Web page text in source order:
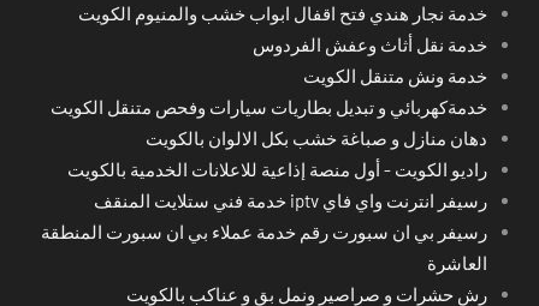
خدمة نجار هندي فتح اقفال ابواب خشب والمنيوم الكويت
خدمة نقل أثاث وعفش الفردوس
خدمة ونش متنقل الكويت
خدمةكهربائي و تبديل بطاريات سيارات وفحص متنقل الكويت
دهان منازل و صباغة خشب بكل الالوان بالكويت
راديو الكويت - أول منصة إذاعية للاعلانات الخدمية بالكويت
رسيفر انترنت واي فاي iptv خدمة فني ستلايت المنقف
رسيفر بي ان سبورت رقم خدمة عملاء بي ان سبورت المنطقة
العاشرة
رش حشرات و صراصير ونمل بق و عناكب بالكويت